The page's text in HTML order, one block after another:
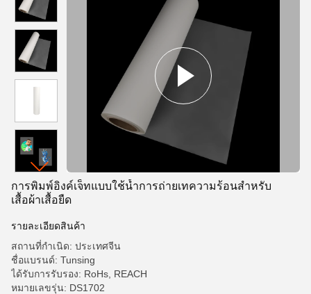
การพิมพ์อิงค์เจ็ทแบบใช้น้ำการถ่ายเทความร้อนสำหรับ
เสื้อผ้าเสื้อยืด
รายละเอียดสินค้า
สถานที่กำเนิด: ประเทศจีน
ชื่อแบรนด์: Tunsing
ได้รับการรับรอง: RoHs, REACH
หมายเลขรุ่น: DS1702